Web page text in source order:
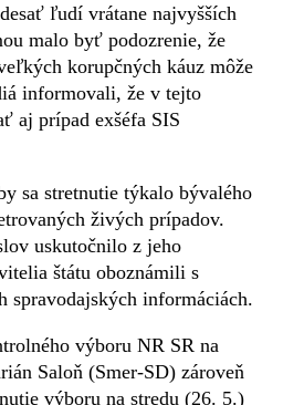
ľudí vrátane najvyšších
malo byť podozrenie, že
korupčných káuz môže
informovali, že v tejto
aj prípad exšéfa SIS
sa stretnutie týkalo bývalého
živých prípadov.
uskutočnilo z jeho
štátu oboznámili s
spravodajských informáciách.
výboru NR SR na
Saloň (Smer-SD) zároveň
výboru na stredu (26. 5.)